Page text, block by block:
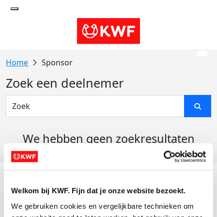
Welkom bij KWF. Fijn dat je onze website bezoekt.
We gebruiken cookies en vergelijkbare technieken om
Sponsor
Zoek een deelnemer
We hebben geen zoekresultaten
Actiematerialen
Evenementen